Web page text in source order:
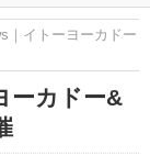
｜イトーヨーカドー
ーカドー&